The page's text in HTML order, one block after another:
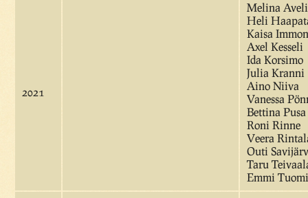
2021
Melina
Heli
Kaisa
Axel Kesseli
Ida Korsimo
Julia Kranni
Aino Niiva
Vanessa
Bettina Pusa
Roni Rinne
Veera
Outi
Taru
Emmi